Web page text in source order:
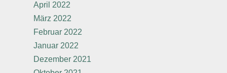
April 2022
März 2022
Februar 2022
Januar 2022
Dezember 2021